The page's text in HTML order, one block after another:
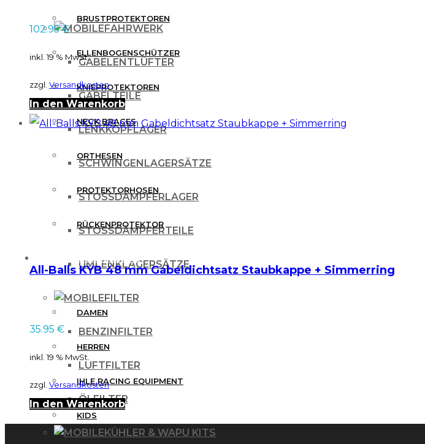
FAHRWERK
GABELENTLÜFTER
GABELTEILE
LENKKOPFLAGER
SCHWINGENLAGERSÄTZE
STOSSDÄMPFERLAGER
STOSSDÄMPFERTEILE
UMLENKLAGERSÄTZE
FILTER
BENZINFILTER
LUFTFILTER
ÖLFILTER
KÜHLER & WAPU KITS
BRUSTPROTEKTOREN
ELLENBOGENSCHÜTZER
KNIEPROTEKTOREN
NECK BRACES
ORTHESEN
PROTEKTORHOSEN
RÜCKENPROTEKTOR
FREIZEITBEKLEIDUNG
DAMEN
HERREN
IHLE RACING EQUIPMENT
KIDS
102.95€
inkl. 19 % MwSt.
zzgl. Versandkosten
In den Warenkorb
All-Balls KYB 48 mm Gabeldichtsatz Staubkappe + Simmerring
35.95 €
inkl. 19 % MwSt.
zzgl. Versandkosten
In den Warenkorb